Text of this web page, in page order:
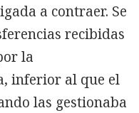
a contraer. Se
recibidas
la
inferior al que el
las gestionaba